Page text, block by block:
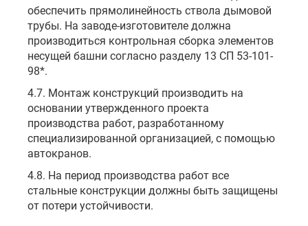
обеспечить прямолинейность ствола дымовой
трубы. На заводе-изготовителе должна
производиться контрольная сборка элементов
несущей башни согласно разделу 13 СП 53-101-
98*.
4.7. Монтаж конструкций производить на
основании утвержденного проекта
производства работ, разработанному
специализированной организацией, с помощью
автокранов.
4.8. На период производства работ все
стальные конструкции должны быть защищены
от потери устойчивости.